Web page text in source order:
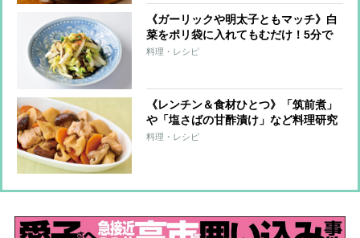
《ガーリックや明太子ともマッチ》白
菜をポリ袋に入れてもむだけ！5分で
できる即席漬けレシピ5つ
料理・レシピ
《レンチン＆食材ひとつ》「筑前煮」
や「塩さばの甘酢漬け」など料理研究
家が教える簡単作りおきおかず＆アレ
料理・レシピ